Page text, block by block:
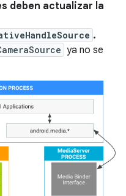
deben actualizar la
.
ya no se